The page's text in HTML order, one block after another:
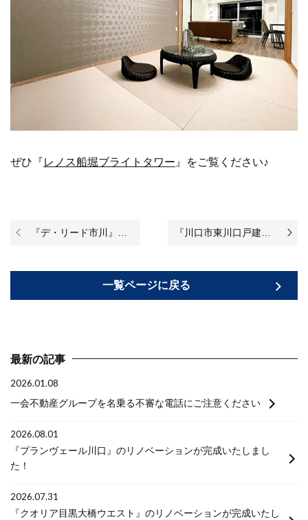
ぜひ『レノス船堀ブライトタワー 』をご覧ください♪
『デ・リード市川』のリノベーションが始まりました♪
一覧ページに戻る
『川口市東川口戸建』のリノベーションが始まりました♪
最新の記事
2026.01.08
一会不動産グループを名乗る不審な電話にご注意ください
2026.08.01
『プランヴェール川口』のリノベーションが完成いたしまし
た！
2026.07.31
『クオリア目黒大橋ウエスト』のリノベーションが完成いたし